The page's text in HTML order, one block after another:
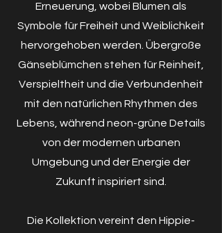
Erneuerung, wobei Blumen als
Symbole für Freiheit und Weiblichkeit
hervorgehoben werden. Übergroße
Gänseblümchen stehen für Reinheit,
Verspieltheit und die Verbundenheit
mit den natürlichen Rhythmen des
Lebens, während neon-grüne Details
von der modernen urbanen
Umgebung und der Energie der
Zukunft inspiriert sind.
Die Kollektion vereint den Hippie-